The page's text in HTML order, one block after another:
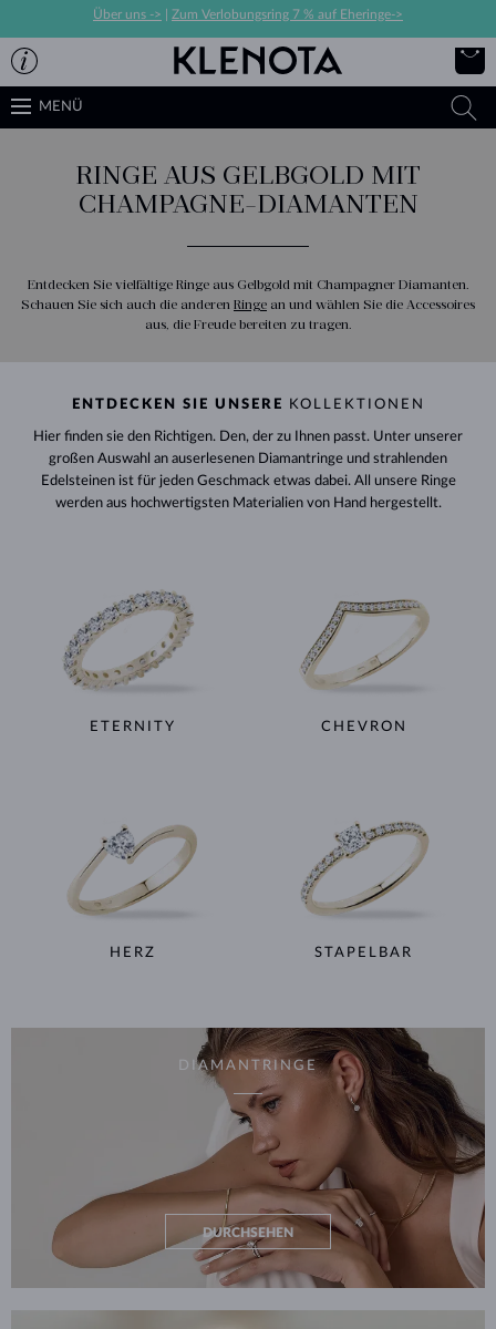
Über uns -> Zum Verlobungsring 7 % auf Eheringe->
MENÜ
RINGE AUS GELBGOLD MIT
CHAMPAGNE-DIAMANTEN
Entdecken Sie vielfältige Ringe aus Gelbgold mit Champagner Diamanten.
Schauen Sie sich auch die anderen Ringe an und wählen Sie die Accessoires
aus, die Freude bereiten zu tragen.
ENTDECKEN SIE UNSERE KOLLEKTIONEN
Hier finden sie den Richtigen. Den, der zu Ihnen passt. Unter unserer
großen Auswahl an auserlesenen Diamantringe und strahlenden
Edelsteinen ist für jeden Geschmack etwas dabei. All unsere Ringe
werden aus hochwertigsten Materialien von Hand hergestellt.
ETERNITY CHEVRON
HERZ STAPELBAR
DIAMANTRINGE
DURCHSEHEN